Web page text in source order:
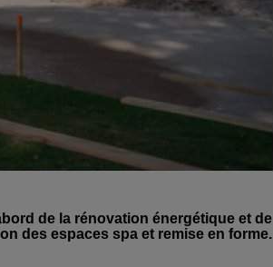
de la rénovation énergétique et de
des espaces spa et remise en forme.